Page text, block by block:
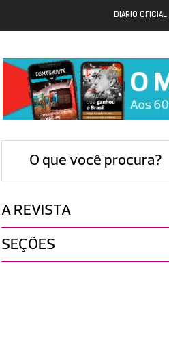
DIÁRIO
O que você procura?
A REVISTA
SEÇÕES